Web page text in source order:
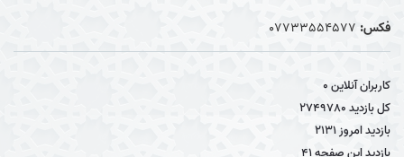
فکس: 07733554577
کاربران آنلاین0
کل بازدید2749780
بازدید امروز2131
بازدید این صفحه41